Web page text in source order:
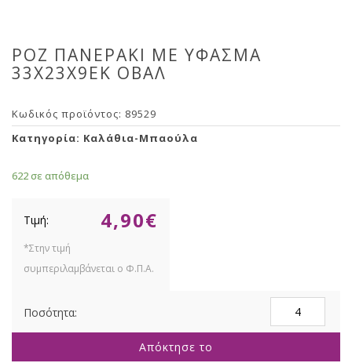
ΡΟΖ ΠΑΝΕΡΑΚΙ ΜΕ ΥΦΑΣΜΑ
33Χ23Χ9ΕΚ ΟΒΑΛ
Κωδικός προϊόντος: 89529
Κατηγορία: Καλάθια-Μπαούλα
622 σε απόθεμα
4,90€
ΠΑΝΕΡΑΚΙ
ΜΕ
Απόκτησε το